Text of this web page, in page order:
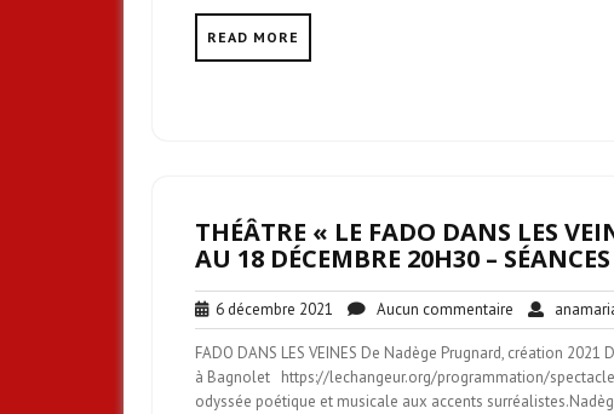
READ MORE
THÉÂTRE « LE FADO DANS LES
AU 18 DÉCEMBRE 20H30 –
6 décembre 2021
décembre
2021
Aucun commentaire Aucun
commentaire
FADO DANS LES VEINES De Nadège Prugnard, création
à Bagnolet https://lechangeur.org/programmation/
odyssée poétique et musicale aux accents